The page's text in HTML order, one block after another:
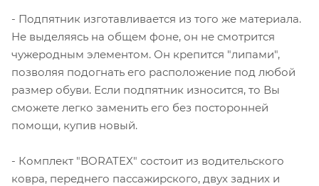
- Подпятник изготавливается из того же материала.
Не выделяясь на общем фоне, он не смотрится
чужеродным элементом. Он крепится "липами",
позволяя подогнать его расположение под любой
размер обуви. Если подпятник износится, то Вы
сможете легко заменить его без посторонней
помощи, купив новый.
- Комплект "BORATEX" состоит из водительского
ковра, переднего пассажирского, двух задних и